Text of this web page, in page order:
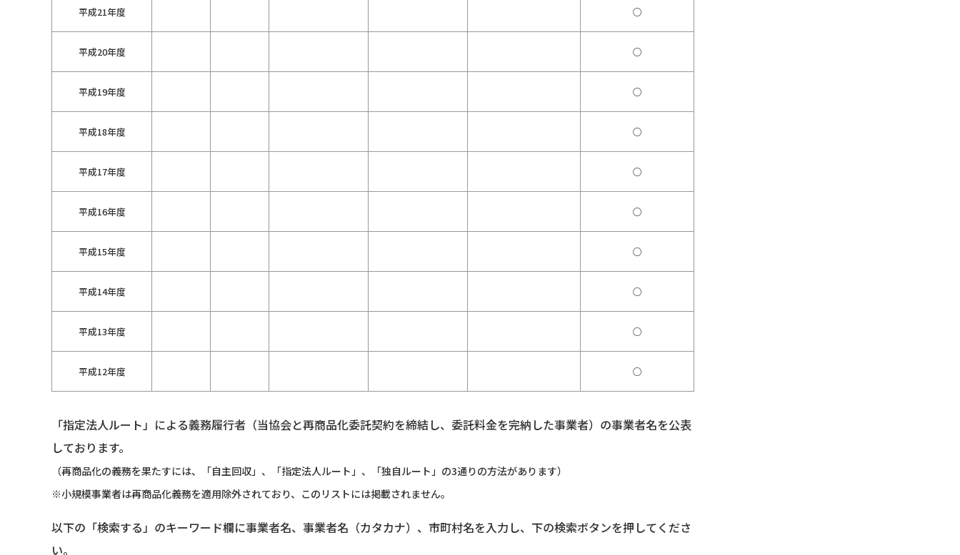
平成21年度 ○
平成20年度 ○
平成19年度 ○
平成18年度 ○
平成17年度 ○
平成16年度 ○
平成15年度 ○
平成14年度 ○
平成13年度 ○
平成12年度 ○
「指定法人ルート」による義務履行者（当協会と再商品化委託契約を締結し、委託料金を完納した事業者）の事業者名を公表
しております。
（再商品化の義務を果たすには、「自主回収」、「指定法人ルート」、「独自ルート」の3通りの方法があります）
※小規模事業者は再商品化義務を適用除外されており、このリストには掲載されません。
以下の「検索する」のキーワード欄に事業者名、事業者名（カタカナ）、市町村名を入力し、下の検索ボタンを押してくださ
い。